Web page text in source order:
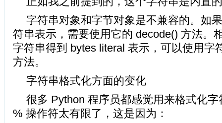
字符串对象和字节对象是不兼容的。如
符串表示，需要使用它的 decode() 方法。
字符串得到 bytes literal 表示，可以使用字
方法。
字符串格式化方面的变化
很多 Python 程序员都感觉用来格式化
% 操作符太有限了，这是因为：